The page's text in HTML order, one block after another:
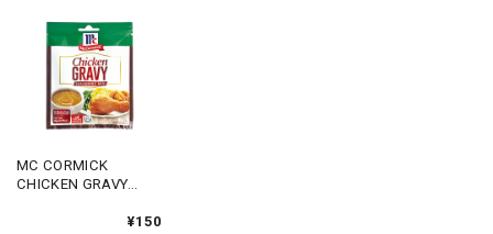
MC CORMICK
CHICKEN GRAVY
チキングレイビー】
¥150